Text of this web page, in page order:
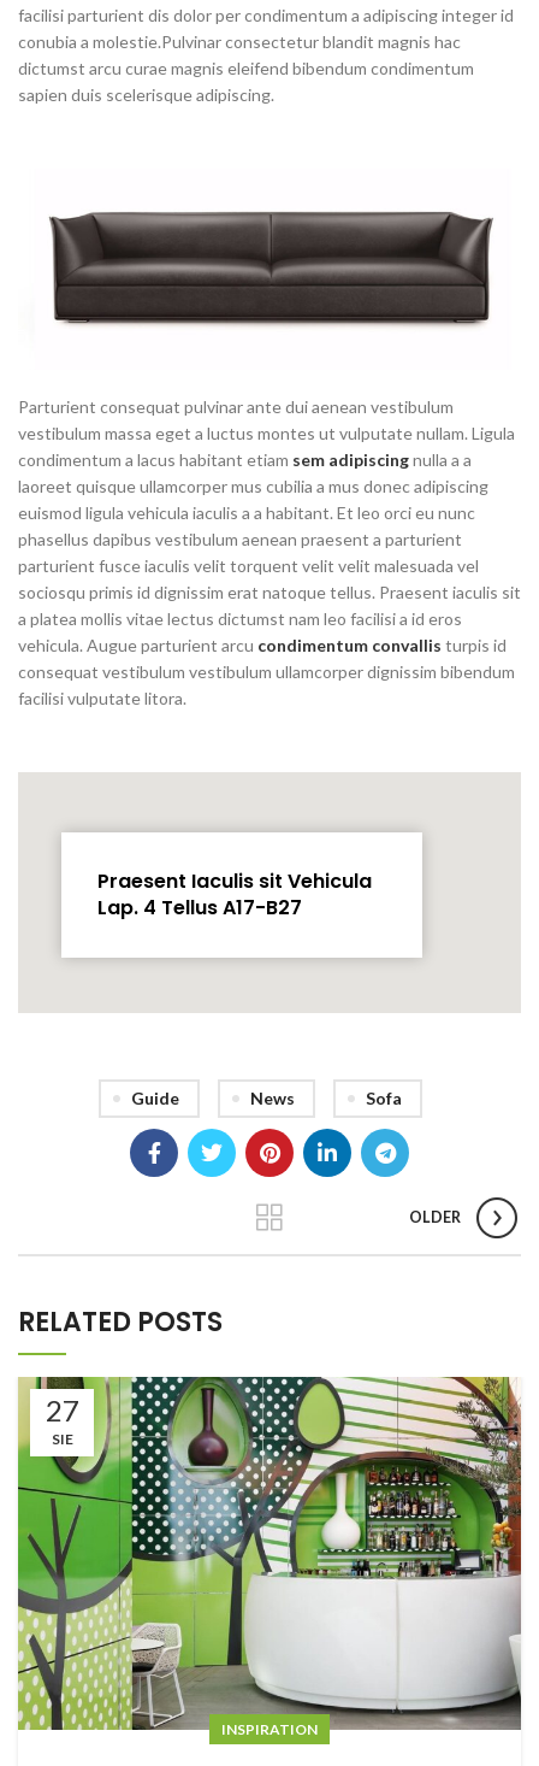
facilisi parturient dis dolor per condimentum a adipiscing integer id
conubia a molestie.Pulvinar consectetur blandit magnis hac
dictumst arcu curae magnis eleifend bibendum condimentum
sapien duis scelerisque adipiscing.
Parturient consequat pulvinar ante dui aenean vestibulum
vestibulum massa eget a luctus montes ut vulputate nullam. Ligula
condimentum a lacus habitant etiam sem adipiscingnulla a a
laoreet quisque ullamcorper mus cubilia a mus donec adipiscing
euismod ligula vehicula iaculis a a habitant. Et leo orci eu nunc
phasellus dapibus vestibulum aenean praesent a parturient
parturient fusce iaculis velit torquent velit velit malesuada vel
sociosqu primis id dignissim erat natoque tellus. Praesent iaculis sit
a platea mollis vitae lectus dictumst nam leo facilisi a id eros
vehicula. Augue parturient arcu condimentum convallis turpis id
consequat vestibulum vestibulum ullamcorper dignissim bibendum
facilisi vulputate litora.
Praesent Iaculis sit Vehicula
Lap. 4 Tellus A17-B27
Guide News Sofa
OLDER
RELATED POSTS
27
SIE
INSPIRATION